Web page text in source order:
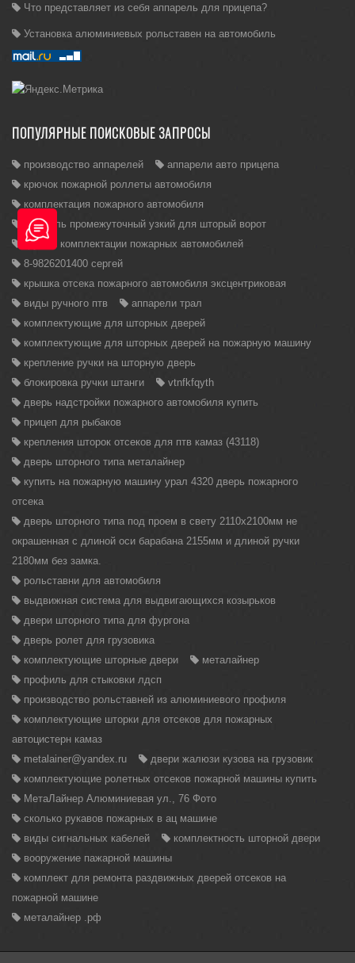
Что представляет из себя аппарель для прицепа?
Установка алюминиевых рольставен на автомобиль
ПОПУЛЯРНЫЕ ПОИСКОВЫЕ ЗАПРОСЫ
производство аппарелей
аппарели авто прицепа
крючок пожарной роллеты автомобиля
комплектация пожарного автомобиля
профиль промежуточный узкий для шторый ворот
группы комплектации пожарных автомобилей
8-9826201400 сергей
крышка отсека пожарного автомобиля эксцентриковая
виды ручного птв
аппарели трал
комплектующие для шторных дверей
комплектующие для шторных дверей на пожарную машину
крепление ручки на шторную дверь
блокировка ручки штанги
vtnfkfqyth
дверь надстройки пожарного автомобиля купить
прицеп для рыбаков
крепления шторок отсеков для птв камаз (43118)
дверь шторного типа металайнер
купить на пожарную машину урал 4320 дверь пожарного
отсека
дверь шторного типа под проем в свету 2110х2100мм не
окрашенная с длиной оси барабана 2155мм и длиной ручки
2180мм без замка.
рольставни для автомобиля
выдвижная система для выдвигающихся козырьков
двери шторного типа для фургона
дверь ролет для грузовика
комплектующие шторные двери
металайнер
профиль для стыковки лдсп
производство рольставней из алюминиевого профиля
комплектующие шторки для отсеков для пожарных
автоцистерн камаз
metalainer@yandex.ru
двери жалюзи кузова на грузовик
комплектующие ролетных отсеков пожарной машины купить
МетаЛайнер Алюминиевая ул., 76 Фото
сколько рукавов пожарных в ац машине
виды сигнальных кабелей
комплектность шторной двери
вооружение пажарной машины
комплект для ремонта раздвижных дверей отсеков на
пожарной машине
металайнер .рф